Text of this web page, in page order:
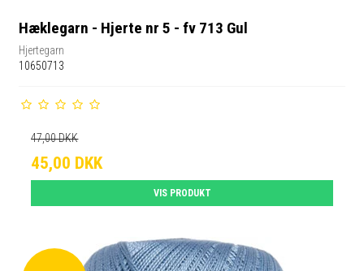
Hæklegarn - Hjerte nr 5 - fv 713 Gul
Hjertegarn
10650713
47,00 DKK
45,00 DKK
VIS PRODUKT